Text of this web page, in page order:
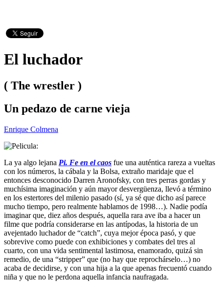
El luchador
( The wrestler )
Un pedazo de carne vieja
Enrique Colmena
La ya algo lejana Pi. Fe en el caos fue una auténtica rareza a vueltas
con los números, la cábala y la Bolsa, extraño maridaje que el
entonces desconocido Darren Aronofsky, con tres perras gordas y
muchísima imaginación y aún mayor desvergüenza, llevó a término
en los estertores del milenio pasado (sí, ya sé que dicho así parece
mucho tiempo, pero realmente hablamos de 1998…). Nadie podía
imaginar que, diez años después, aquella rara ave iba a hacer un
filme que podría considerarse en las antípodas, la historia de un
avejentado luchador de “catch”, cuya mejor época pasó, y que
sobrevive como puede con exhibiciones y combates del tres al
cuarto, con una vida sentimental lastimosa, enamorado, quizá sin
remedio, de una “stripper” que (no hay que reprochárselo…) no
acaba de decidirse, y con una hija a la que apenas frecuentó cuando
niña y que no le perdona aquella infancia naufragada.